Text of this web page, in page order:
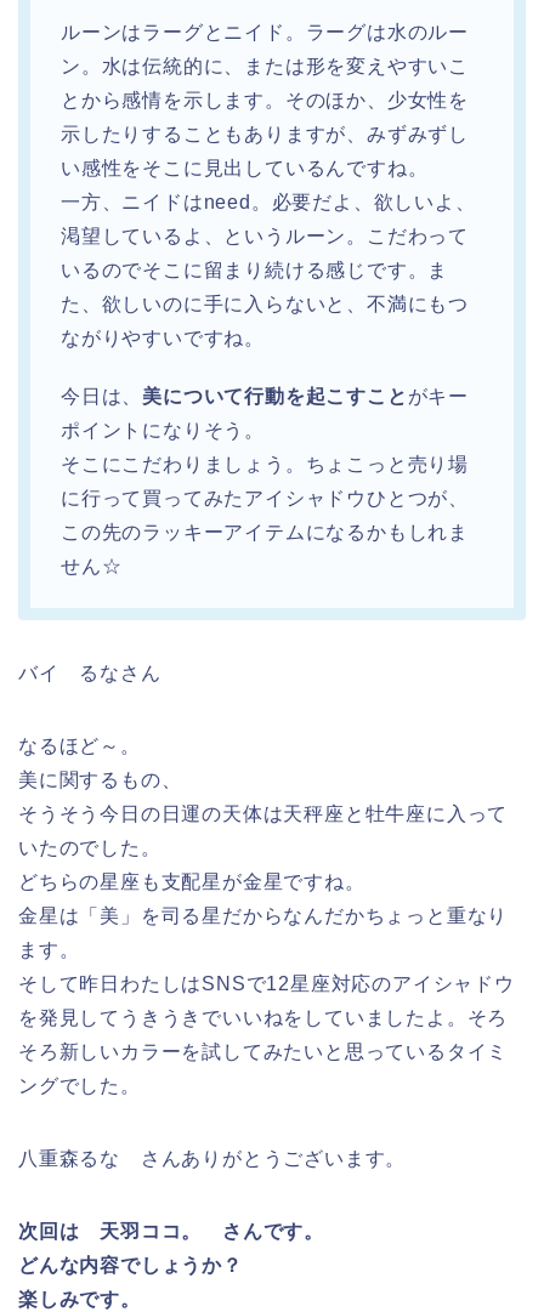
ルーンはラーグとニイド。ラーグは水のルー
ン。水は伝統的に、または形を変えやすいこ
とから感情を示します。そのほか、少女性を
示したりすることもありますが、みずみずし
い感性をそこに見出しているんですね。
一方、ニイドはneed。必要だよ、欲しいよ、
渇望しているよ、というルーン。こだわって
いるのでそこに留まり続ける感じです。ま
た、欲しいのに手に入らないと、不満にもつ
ながりやすいですね。
今日は、 美について行動を起こすこと がキー
ポイントになりそう。
そこにこだわりましょう。ちょこっと売り場
に行って買ってみたアイシャドウひとつが、
この先のラッキーアイテムになるかもしれま
せん☆
バイ るなさん
なるほど～。
美に関するもの、
そうそう今日の日運の天体は天秤座と牡牛座に入って
いたのでした。
どちらの星座も支配星が金星ですね。
金星は「美」を司る星だからなんだかちょっと重なり
ます。
そして昨日わたしはSNSで12星座対応のアイシャドウ
を発見してうきうきでいいねをしていましたよ。そろ
そろ新しいカラーを試してみたいと思っているタイミ
ングでした。
八重森るな さんありがとうございます。
次回は 天羽ココ。 さんです。
どんな内容でしょうか？
楽しみです。